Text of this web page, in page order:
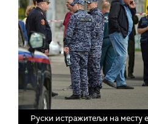
Руски истражитељи на месту